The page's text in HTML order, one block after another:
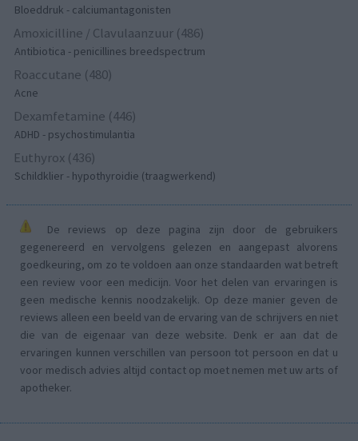
Bloeddruk - calciumantagonisten
Amoxicilline / Clavulaanzuur (486)
Antibiotica - penicillines breedspectrum
Roaccutane (480)
Acne
Dexamfetamine (446)
ADHD - psychostimulantia
Euthyrox (436)
Schildklier - hypothyroidie (traagwerkend)
De reviews op deze pagina zijn door de gebruikers
gegenereerd en vervolgens gelezen en aangepast alvorens
goedkeuring, om zo te voldoen aan onze standaarden wat betreft
een review voor een medicijn. Voor het delen van ervaringen is
geen medische kennis noodzakelijk. Op deze manier geven de
reviews alleen een beeld van de ervaring van de schrijvers en niet
die van de eigenaar van deze website. Denk er aan dat de
ervaringen kunnen verschillen van persoon tot persoon en dat u
voor medisch advies altijd contact op moet nemen met uw arts of
apotheker.